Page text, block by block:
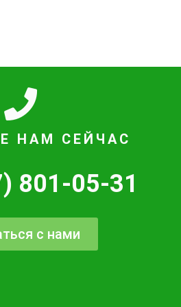
НАМ СЕЙЧАС
801-05-31
с нами